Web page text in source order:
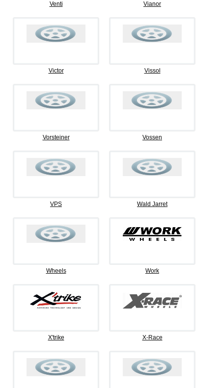
Venti Vianor
Victor Vissol
Vorsteiner Vossen
VPS Wald Jarret
Wheels Work
X'trike X-Race